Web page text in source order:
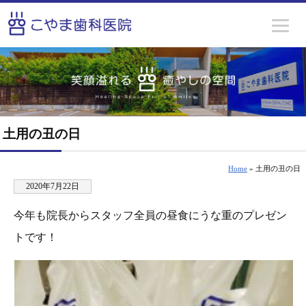
土用の丑の日
Home » 土用の丑の日
2020年7月22日
今年も院長からスタッフ全員の昼食にうな重のプレゼン
トです！